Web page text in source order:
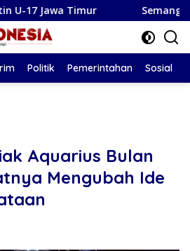
Semangat Kepanduan:
Politik Pemerintahan Sosial
Aquarius Bulan
Mengubah Ide